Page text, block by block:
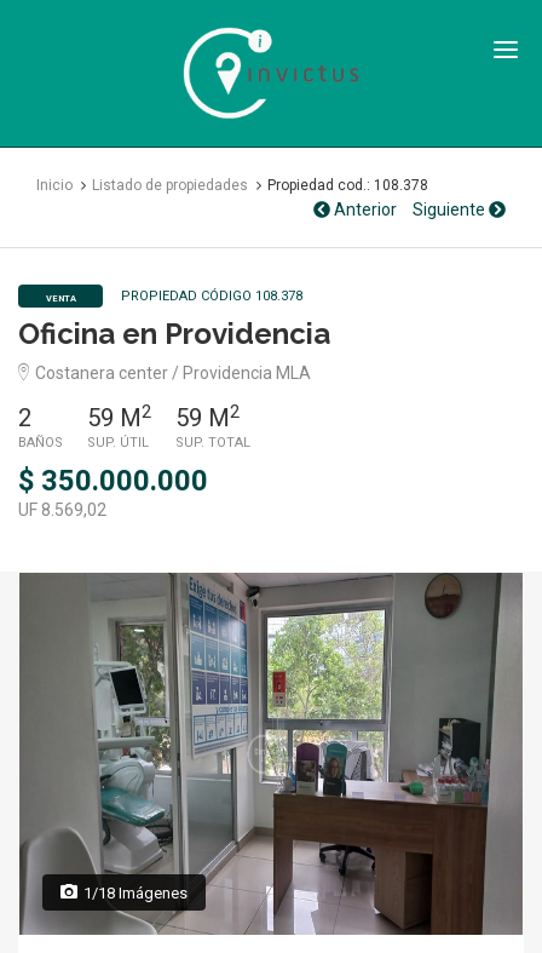
Inmobiliaria
Inicio Listado de propiedades Propiedad cod.: 108.378
Anterior Siguiente
VENTA PROPIEDAD CÓDIGO 108.378
Oficina en Providencia
Costanera center / Providencia MLA
2
BAÑOS
59 M2
SUP. ÚTIL
59 M2
SUP. TOTAL
$ 350.000.000
UF 8.569,02
1/18 Imágenes